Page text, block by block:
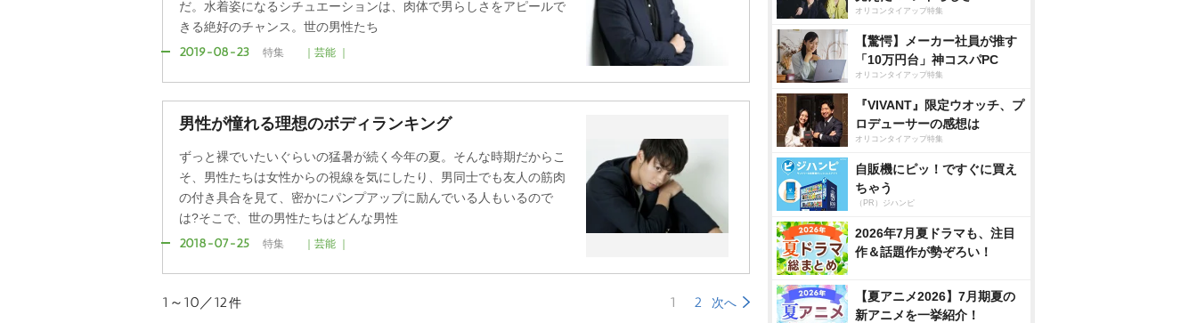
だ。水着姿になるシチュエーションは、肉体で男らしさをアピールで
きる絶好のチャンス。世の男性たち
2019-08-23 特集 ｜芸能 ｜
男性が憧れる理想のボディランキング
ずっと裸でいたいぐらいの猛暑が続く今年の夏。そんな時期だからこ
そ、男性たちは女性からの視線を気にしたり、男同士でも友人の筋肉
の付き具合を見て、密かにパンプアップに励んでいる人もいるので
は?そこで、世の男性たちはどんな男性
2018-07-25 特集 ｜芸能 ｜
1～10／12件 1 2 次へ
オリコンタイアップ特集
【驚愕】メーカー社員が推す
「10万円台」神コスパPC
オリコンタイアップ特集
『VIVANT』限定ウオッチ、プ
ロデューサーの感想は
オリコンタイアップ特集
自販機にピッ！ですぐに買え
ちゃう
（PR）ジハンピ
2026年7月夏ドラマも、注目
作＆話題作が勢ぞろい！
【夏アニメ2026】7月期夏の
新アニメを一挙紹介！